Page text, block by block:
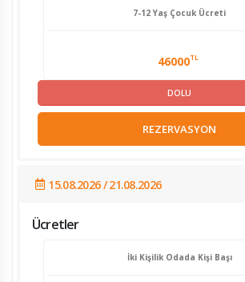
7-12 Yaş Çocuk Ücreti
46000TL
DOLU
REZERVASYON
15.08.2026 / 21.08.2026
Ücretler
İki Kişilik Odada Kişi Başı